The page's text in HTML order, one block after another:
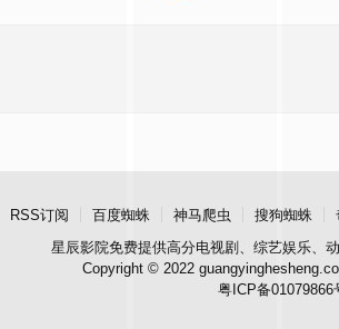
RSS订阅 百度蜘蛛 神马爬虫 搜狗蜘蛛
星辰影院免费提供高分电视剧、综艺娱乐、
Copyright © 2022
粤ICP备01079866